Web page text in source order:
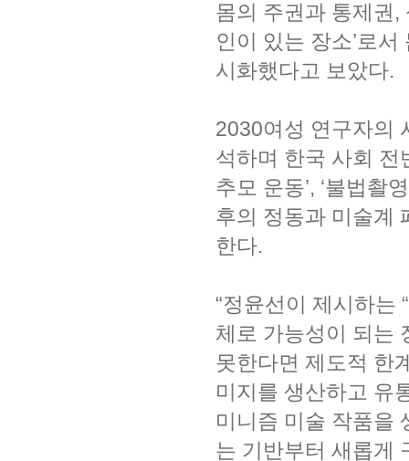
몸의 주권과 통제권,
인이 있는 장소’로
시화했다고 보았다.
2030여성 연구자의
석하며 한국 사회 전
추모 운동’, ‘불법촬
후의 정동과 미술계
한다.
“정윤선이 제시하는
체로 가능성이 되는
못한다면 제도적 한
미지를 생산하고 유
미니즘 미술 작품을
는 기반부터 새롭게